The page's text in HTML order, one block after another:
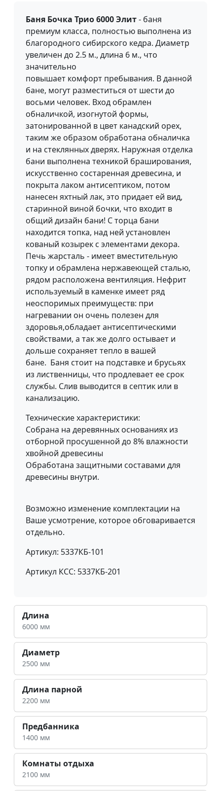
Баня Бочка Трио 6000 Элит- баня
премиум класса, полностью выполнена из
благородного сибирского кедра. Диаметр
увеличен до 2.5 м., длина 6 м., что
значительно
повышает комфорт пребывания. В данной
бане, могут разместиться от шести до
восьми человек. Вход обрамлен
обналичкой, изогнутой формы,
затонированной в цвет канадский орех,
таким же образом обработана обналичка
и на стеклянных дверях. Наружная отделка
бани выполнена техникой браширования,
искусственно состаренная древесина, и
покрыта лаком антисептиком, потом
нанесен яхтный лак, это придает ей вид,
старинной виной бочки, что входит в
общий дизайн бани! С торца бани
находится топка, над ней установлен
кованый козырек с элементами декора.
Печь жарсталь - имеет вместительную
топку и обрамлена нержавеющей сталью,
рядом расположена вентиляция. Нефрит
используемый в каменке имеет ряд
неоспоримых преимуществ: при
нагревании он очень полезен для
здоровья,обладает антисептическими
свойствами, а так же долго остывает и
дольше сохраняет тепло в вашей
бане. Баня стоит на подставке и брусьях
из лиственницы, что продлевает ее срок
службы. Слив выводится в септик или в
канализацию.
Технические характеристики:
Собрана на деревянных основаниях из
отборной просушенной до 8% влажности
хвойной древесины
Обработана защитными составами для
древесины внутри.
Возможно изменение комплектации на
Ваше усмотрение, которое обговаривается
отдельно.
Артикул: 5337КБ-101
Артикул КСС: 5337КБ-201
Длина
6000 мм
Диаметр
2500 мм
Длина парной
2200 мм
Предбанника
1400 мм
Комнаты отдыха
2100 мм